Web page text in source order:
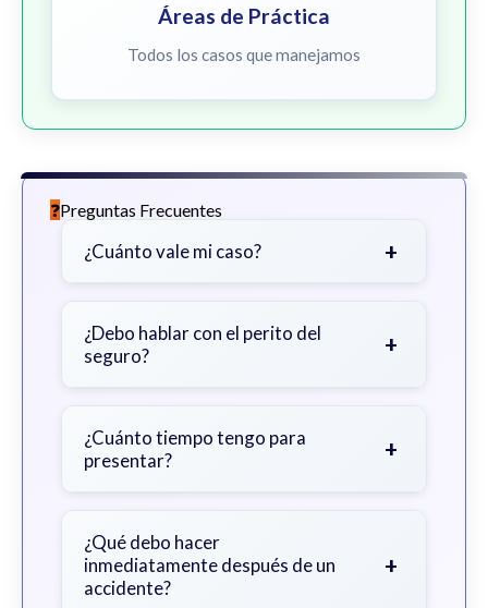
Áreas de Práctica
Todos los casos que manejamos
Preguntas Frecuentes
¿Cuánto vale mi caso? +
gravedad de sus lesiones, facturas
médicas, tiempo fuera del trabajo y
¿Debo hablar con el perito del
seguro?
+
primero con un abogado para evitar
declaraciones que perjudiquen su
¿Cuánto tiempo tengo para
presentar?
+
con excepciones. Consulte para
obtener orientación específica.
¿Qué debo hacer
inmediatamente después de un
accidente?
+